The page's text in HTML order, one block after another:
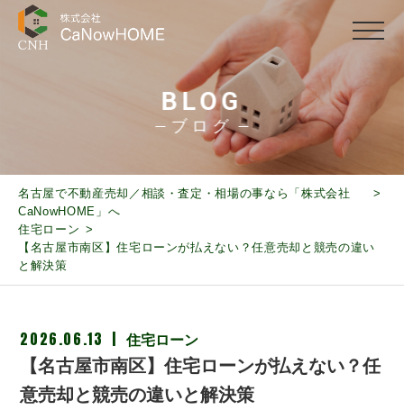
BLOG
ブログ
名古屋で不動産売却／相談・査定・相場の事なら「株式会社
CaNowHOME」へ
住宅ローン
【名古屋市南区】住宅ローンが払えない？任意売却と競売の違い
と解決策
2026.06.13 住宅ローン
【名古屋市南区】住宅ローンが払えない？任
意売却と競売の違いと解決策